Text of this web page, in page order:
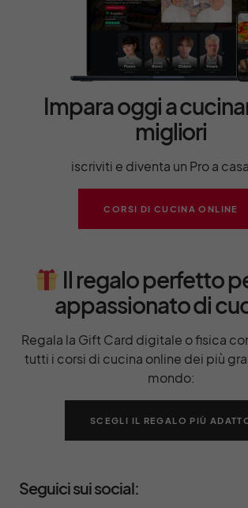
Impara oggi a
migliori
iscriviti e diventa un Pro a
CORSI DI CUCINA ONLINE
Il regalo perfetto
appassionato di
Regala la Gift Card digitale o fisica
tutti i corsi di cucina online dei più
mondo:
SCEGLI IL REGALO PIÙ
Seguici sui social: